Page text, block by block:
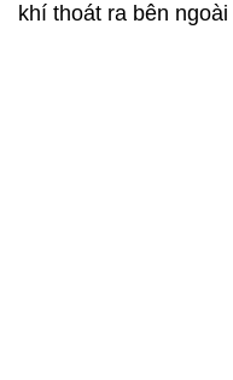
khí thoát ra bên